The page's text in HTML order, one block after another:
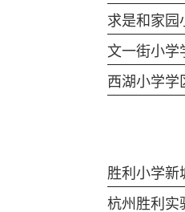
求是和家园
文一街小学
西湖小学学
胜利小学新
杭州胜利实